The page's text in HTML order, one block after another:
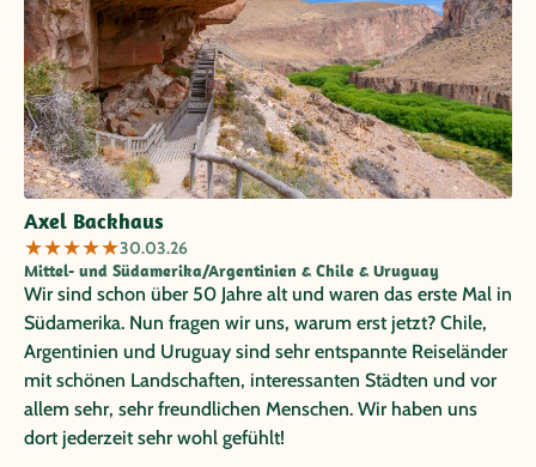
Axel Backhaus
★★★★★30.03.26
Mittel- und Südamerika/Argentinien & Chile & Uruguay
Wir sind schon über 50 Jahre alt und waren das erste Mal in
Südamerika. Nun fragen wir uns, warum erst jetzt? Chile,
Argentinien und Uruguay sind sehr entspannte Reiseländer
mit schönen Landschaften, interessanten Städten und vor
allem sehr, sehr freundlichen Menschen. Wir haben uns
dort jederzeit sehr wohl gefühlt!